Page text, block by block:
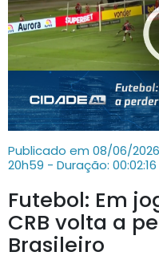
Publicado em 08/06/
20h59 - Duração:
Futebol: Em
CRB volta a
Brasileiro